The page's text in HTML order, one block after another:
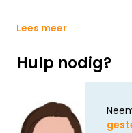
Lees meer
Hulp nodig?